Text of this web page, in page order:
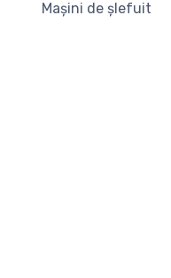
Mașini de șlefuit